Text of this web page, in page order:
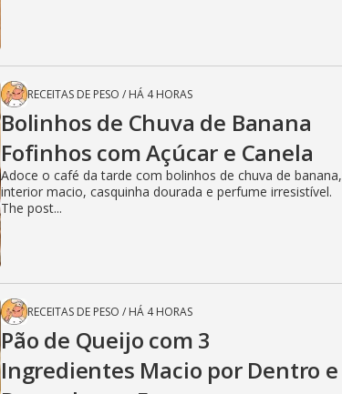
RECEITAS DE PESO / HÁ 4 HORAS
Bolinhos de Chuva de Banana
Fofinhos com Açúcar e Canela
Adoce o café da tarde com bolinhos de chuva de banana,
interior macio, casquinha dourada e perfume irresistível.
The post...
RECEITAS DE PESO / HÁ 4 HORAS
Pão de Queijo com 3
Ingredientes Macio por Dentro e